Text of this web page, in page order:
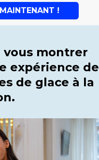
!
vous montrer
expérience de
de glace à la